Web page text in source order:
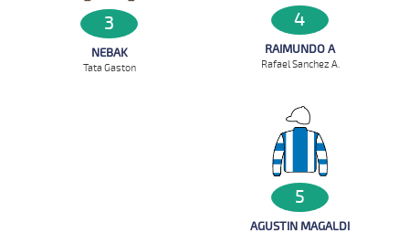
3
NEBAK
Tata Gaston
4
RAIMUNDO A
Rafael Sanchez A.
5
AGUSTIN MAGALDI